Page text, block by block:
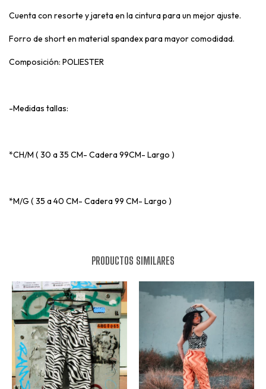
Cuenta con resorte y jareta en la cintura para un mejor ajuste.
Forro de short en material spandex para mayor comodidad.
Composición: POLIESTER
-Medidas tallas:
*CH/M ( 30 a 35 CM- Cadera 99CM- Largo )
*M/G ( 35 a 40 CM- Cadera 99 CM- Largo )
PRODUCTOS SIMILARES